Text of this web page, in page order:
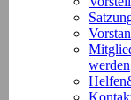
werden